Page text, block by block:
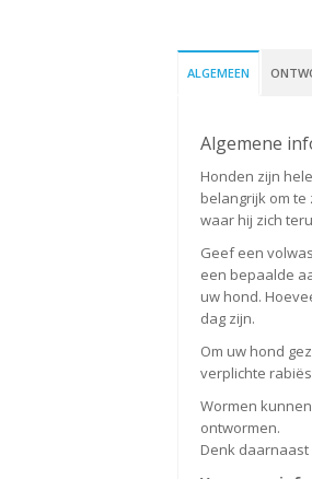
ALGEMEEN
Algemene
Honden zijn
belangrijk om
waar hij zich
Geef een
een bepaalde
uw hond.
dag zijn.
Om uw hond
verplichte
Wormen
ontwormen.
Denk